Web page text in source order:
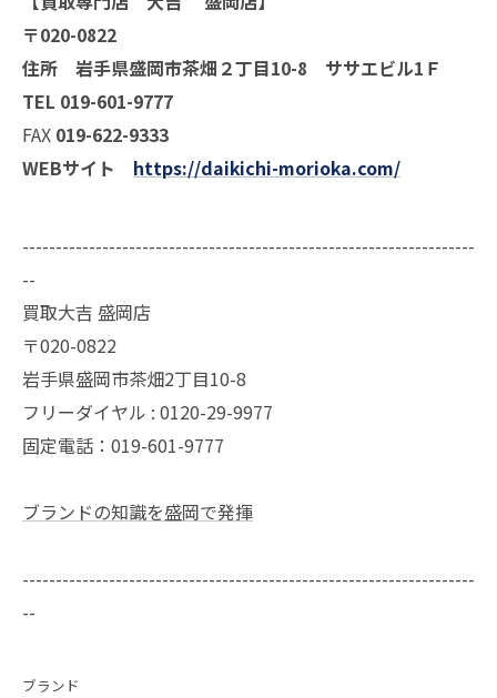
〒020-0822
住所 岩手県盛岡市茶畑２丁目10-8 ササエビル1Ｆ
TEL 019-601-9777
FAX 019-622-9333
WEBサイト https://daikichi-morioka.com/
--------------------------------------------------------------------
--
買取大吉 盛岡店
〒020-0822
岩手県盛岡市茶畑2丁目10-8
フリーダイヤル : 0120-29-9977
固定電話：019-601-9777
ブランドの知識を盛岡で発揮
--------------------------------------------------------------------
--
ブランド